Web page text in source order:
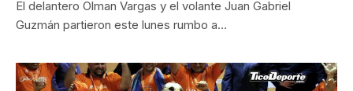
El delantero Olman Vargas y el volante Juan Gabriel
Guzmán partieron este lunes rumbo a…